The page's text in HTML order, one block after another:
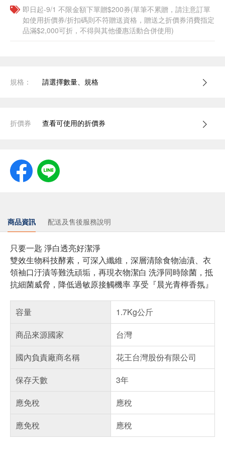
即日起-9/1 不限金額下單贈$200券(單筆不累贈，請注意訂單
如使用折價券/折扣碼則不符贈送資格，贈送之折價券消費指定
品滿$2,000可折，不得與其他優惠活動合併使用)
規格： 請選擇數量、規格
折價券 查看可使用的折價券
商品資訊 配送及售後服務說明
只要一匙 淨白透亮好潔淨
雙效生物科技酵素，可深入纖維，深層清除食物油漬、衣
領袖口汙漬等難洗頑垢，再現衣物潔白 洗淨同時除菌，抵
抗細菌威脅，降低過敏原接觸機率 享受『晨光青檸香氛』
容量
1.7Kg公斤
商品來源國家
台灣
國內負責廠商名稱
花王台灣股份有限公司
保存天數
3年
應免稅
應稅
應免稅
應稅